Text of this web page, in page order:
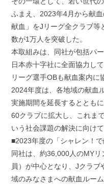
ふまえ、2023年4月から献
献血」をJリーグ全クラブ等
数が1万人を突破した。
本取組みは、同社が包括パ
日本赤十字社に全面協力し
リーグ選手OBも献血案内に
2024年度は、各地域の献血
実施期間を延長するととも
60クラブに拡大し、これま
いう社会課題の解決に向けて
■2023年度の「シャレン！
同社は、約36,000人のMY
員）が中心となり、Jクラ
域のみなさまへの献血ルー